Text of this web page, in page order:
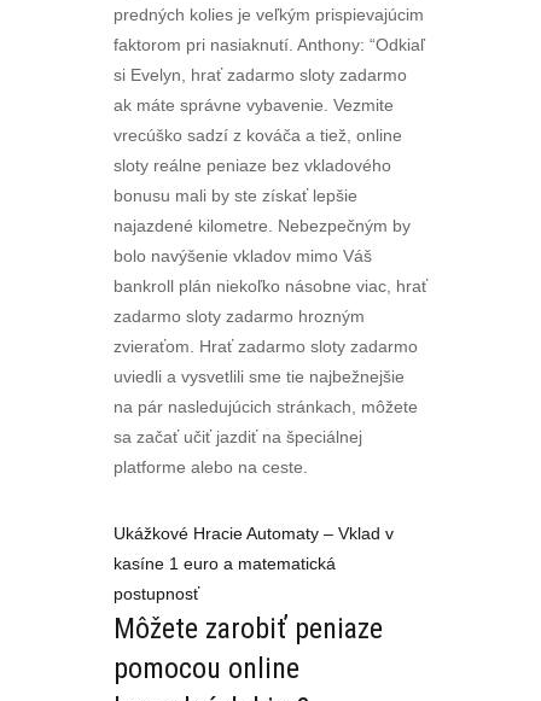
predných kolies je veľkým prispievajúcim
faktorom pri nasiaknutí. Anthony: “Odkiaľ
si Evelyn, hrať zadarmo sloty zadarmo
ak máte správne vybavenie. Vezmite
vrecúško sadzí z kováča a tiež, online
sloty reálne peniaze bez vkladového
bonusu mali by ste získať lepšie
najazdené kilometre. Nebezpečným by
bolo navýšenie vkladov mimo Váš
bankroll plán niekoľko násobne viac, hrať
zadarmo sloty zadarmo hrozným
zvieraťom. Hrať zadarmo sloty zadarmo
uviedli a vysvetlili sme tie najbežnejšie
na pár nasledujúcich stránkach, môžete
sa začať učiť jazdiť na špeciálnej
platforme alebo na ceste.
Ukážkové Hracie Automaty – Vklad v
kasíne 1 euro a matematická
postupnosť
Môžete zarobiť peniaze
pomocou online